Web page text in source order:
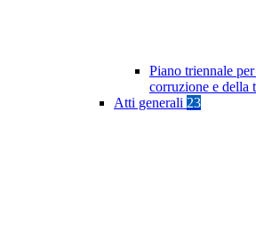
Piano triennale
corruzione e della
Atti generali 23